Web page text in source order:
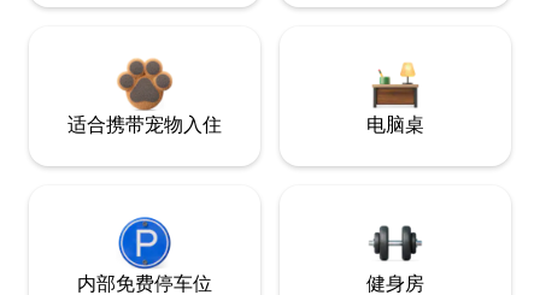
适合携带宠物入住 电脑桌
内部免费停车位 健身房